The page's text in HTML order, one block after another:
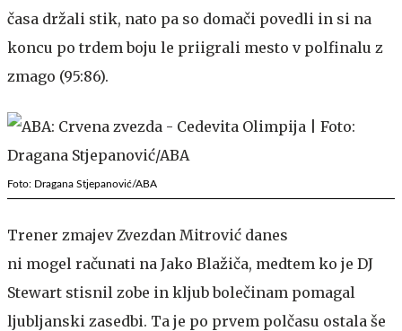
časa držali stik, nato pa so domači povedli in si na
koncu po trdem boju le priigrali mesto v polfinalu z
zmago (95:86).
Foto: Dragana Stjepanović/ABA
Trener zmajev Zvezdan Mitrović danes
ni mogel računati na Jako Blažiča, medtem ko je DJ
Stewart stisnil zobe in kljub bolečinam pomagal
ljubljanski zasedbi. Ta je po prvem polčasu ostala še